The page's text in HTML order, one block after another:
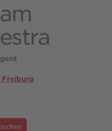
Freiburg